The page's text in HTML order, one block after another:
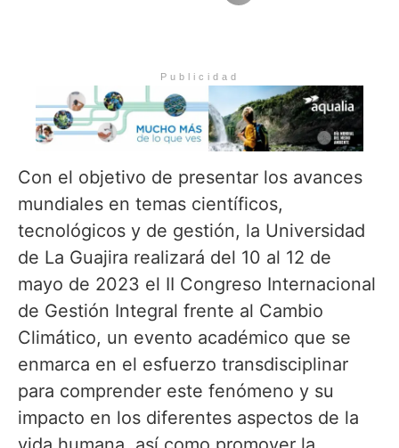
Publicidad
Con el objetivo de presentar los avances
mundiales en temas científicos,
tecnológicos y de gestión, la Universidad
de La Guajira realizará del 10 al 12 de
mayo de 2023 el II Congreso Internacional
de Gestión Integral frente al Cambio
Climático, un evento académico que se
enmarca en el esfuerzo transdisciplinar
para comprender este fenómeno y su
impacto en los diferentes aspectos de la